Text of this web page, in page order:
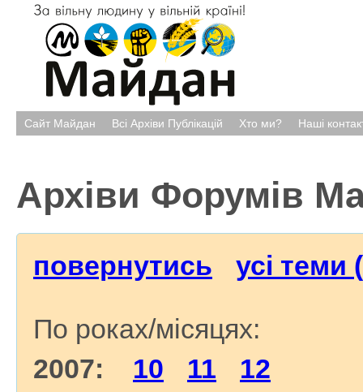
Сайт Майдан Всі Архіви Публікацій Хто ми? Наші
Архіви Форумів
повернутись усі теми
По роках/місяцях:
2007: 10 11
12